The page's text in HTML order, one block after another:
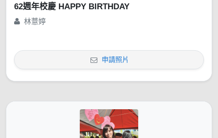
62週年校慶 HAPPY BIRTHDAY
林薏婷
申請照片